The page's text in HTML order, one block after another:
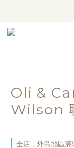
Oli &
Wilson
全店，外島地區滿